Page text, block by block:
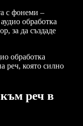
с фонеми –
обработка
за да създаде
обработка
реч, която силно
реч в